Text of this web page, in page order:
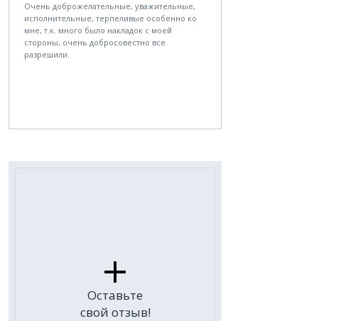
Очень доброжелательные, уважительные,
исполнительные, терпеливые особенно ко
мне, т.к. много было накладок с моей
стороны, очень добросовестно все
разрешили.
Оставьте
свой отзыв!